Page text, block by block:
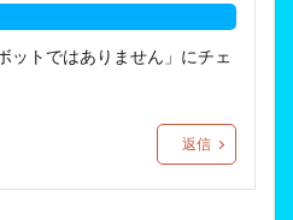
ットではありません」にチェ
返信